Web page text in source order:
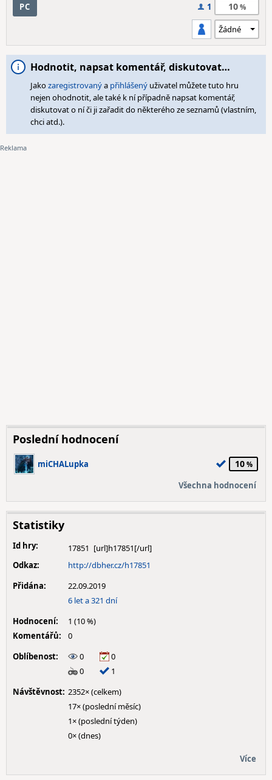
PC 1 10
Hodnotit, napsat komentář, diskutovat…
Jakozaregistrovanýa přihlášený uživatel můžete tuto hru
nejen ohodnotit, ale také k ní případně napsat komentář,
diskutovat o ní či ji zařadit do některého ze seznamů (vlastním,
chci atd.).
Poslední hodnocení
miCHALupka 10
Všechna hodnocení
Statistiky
Id hry:
17851
Odkaz:
http://dbher.cz/h17851
Přidána:
22.09.2019
6 let a 321 dní
Hodnocení:
1 (10 %)
Komentářů:
0
Oblíbenost:
0
0
0
1
Návštěvnost: 2352× (celkem)
17× (poslední měsíc)
1× (poslední týden)
0× (dnes)
Více